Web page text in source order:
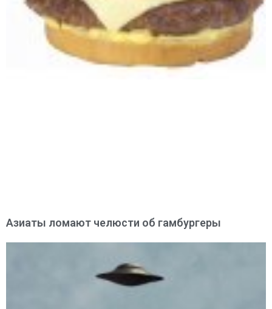
Азиаты ломают челюсти об гамбургеры